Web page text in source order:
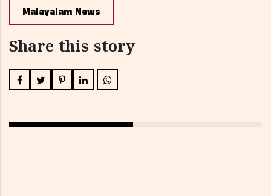
Malayalam News
Share this story